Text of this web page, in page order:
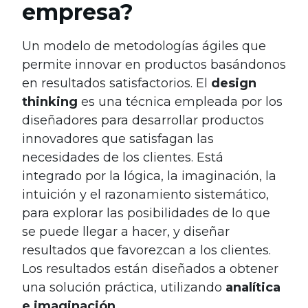
empresa?
Un modelo de metodologías ágiles que
permite innovar en productos basándonos
en resultados satisfactorios. El design
thinking es una técnica empleada por los
diseñadores para desarrollar productos
innovadores que satisfagan las
necesidades de los clientes. Está
integrado por la lógica, la imaginación, la
intuición y el razonamiento sistemático,
para explorar las posibilidades de lo que
se puede llegar a hacer, y diseñar
resultados que favorezcan a los clientes.
Los resultados están diseñados a obtener
una solución práctica, utilizando analítica